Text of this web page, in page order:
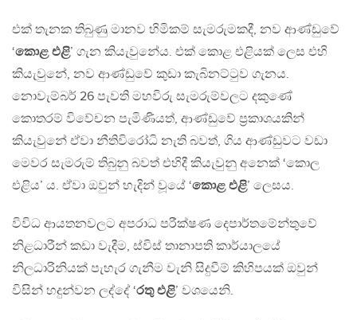
එක් තැනක තිබුණු මානව හිමිකම් සැමරුමකදී, නව ආණ්ඩුවේ
‘කොළ එළි’ ගැන කියැවුනේය. එක් කොළ එළියක් ලෙස එහි
කියැවුනේ, නව ආණ්ඩුවේ කුඩා කැබිනට්ටුව ගැනය.
නොවැම්බර් 26 පැවති මහවිරු සැමරුම්වලට දකුණේ
කොතරම් විවේචන පැමිණියත්, ආණ්ඩුවේ ප්‍රකාශයකින්
කියැවුනේ ඒවා නීතිවිරෝධි නැති බවත්, ගිය ආණ්ඩුවට වඩා
මෙවර සැමරුම් තිබුනු බවත් එහිදී කියැවුනු අනෙක් ‘කොල
එළිය’ ය. ඒවා ඔවුන් හැදින් වූයේ ‘කොළ එළි’ ලෙසය.
විවිධ ආයතනවලට අපරාධ පරීක්ෂණ දෙපාර්තමේන්තුවේ
නිළධාරීන් කඩා වැදීම, ස්විස් තානාපති කාර්යාලයේ
නිලධාරිනියක් පැහැර ගැනීම වැනි සිදුවීම් කිහිපයක් ඔවුන්
විසින් හදුන්වන ලද්දේ ‘රතු එළි’ වශයෙනි.